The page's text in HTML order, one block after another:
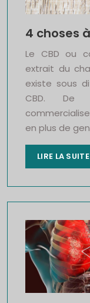
4 choses
Le CBD ou
extrait du
existe sous
CBD. De
en plus de
LIRE LA SUITE